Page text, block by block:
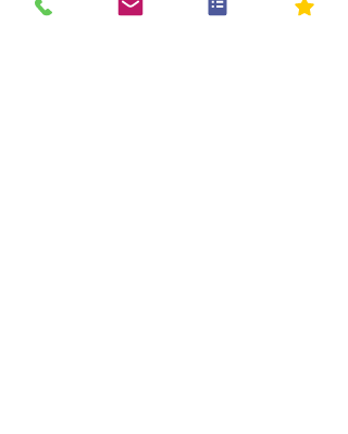
Let op!
Het wetsvoorstel moet nog